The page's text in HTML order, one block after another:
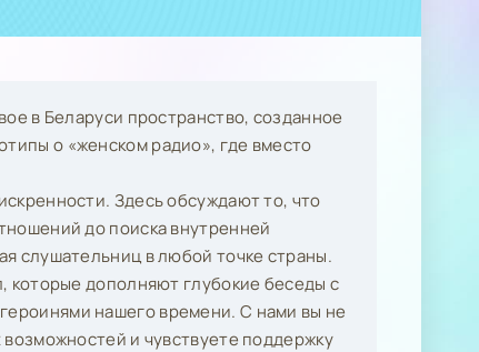
в Беларуси пространство, созданное
о «женском радио», где вместо
Здесь обсуждают то, что
до поиска внутренней
слушательниц в любой точке страны.
которые дополняют глубокие беседы с
нашего времени. С нами вы не
и чувствуете поддержку